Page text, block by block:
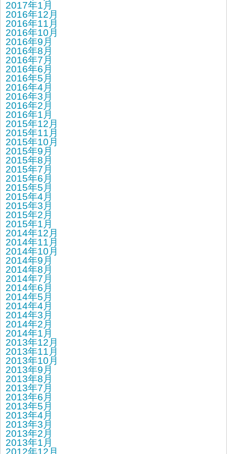
2017年1月
2016年12月
2016年11月
2016年10月
2016年9月
2016年8月
2016年7月
2016年6月
2016年5月
2016年4月
2016年3月
2016年2月
2016年1月
2015年12月
2015年11月
2015年10月
2015年9月
2015年8月
2015年7月
2015年6月
2015年5月
2015年4月
2015年3月
2015年2月
2015年1月
2014年12月
2014年11月
2014年10月
2014年9月
2014年8月
2014年7月
2014年6月
2014年5月
2014年4月
2014年3月
2014年2月
2014年1月
2013年12月
2013年11月
2013年10月
2013年9月
2013年8月
2013年7月
2013年6月
2013年5月
2013年4月
2013年3月
2013年2月
2013年1月